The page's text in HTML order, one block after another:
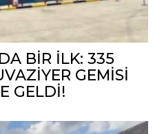
BİR İLK: 335
GEMİSİ
GELDİ!